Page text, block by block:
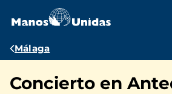
contenido
Ruta
navegación
Málaga
Concierto en